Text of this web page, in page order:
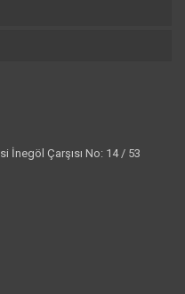
İnegöl Çarşısı No: 14 / 53